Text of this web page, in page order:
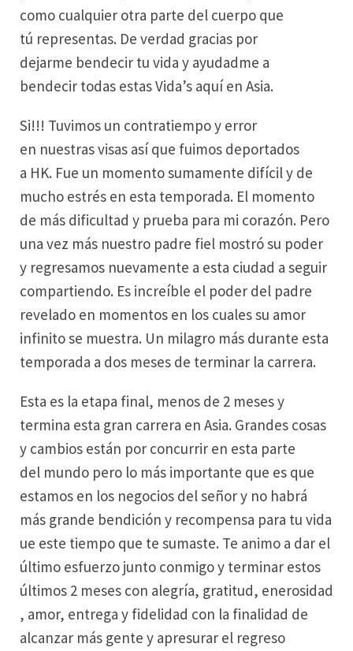
como cualquier otra parte del cuerpo que
tú representas. De verdad gracias por
dejarme bendecir tu vida y ayudadme a
bendecir todas estas Vida’s aquí en Asia.
Si!!! Tuvimos un contratiempo y error
en nuestras visas así que fuimos deportados
a HK. Fue un momento sumamente difícil y de
mucho estrés en esta temporada. El momento
de más dificultad y prueba para mi corazón. Pero
una vez más nuestro padre fiel mostró su poder
y regresamos nuevamente a esta ciudad a seguir
compartiendo. Es increíble el poder del padre
revelado en momentos en los cuales su amor
infinito se muestra. Un milagro más durante esta
temporada a dos meses de terminar la carrera.
Esta es la etapa final, menos de 2 meses y
termina esta gran carrera en Asia. Grandes cosas
y cambios están por concurrir en esta parte
del mundo pero lo más importante que es que
estamos en los negocios del señor y no habrá
más grande bendición y recompensa para tu vida
ue este tiempo que te sumaste. Te animo a dar el
último esfuerzo junto conmigo y terminar estos
últimos 2 meses con alegría, gratitud, enerosidad
, amor, entrega y fidelidad con la finalidad de
alcanzar más gente y apresurar el regreso